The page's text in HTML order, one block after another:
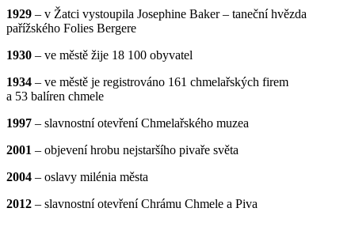
1929 – v Žatci vystoupila Josephine Baker – taneční hvězda
pařížského Folies Bergere
1930 – ve městě žije 18 100 obyvatel
1934 – ve městě je registrováno 161 chmelařských firem
a 53 balíren chmele
1997 – slavnostní otevření Chmelařského muzea
2001 – objevení hrobu nejstaršího pivaře světa
2004 – oslavy milénia města
2012 – slavnostní otevření Chrámu Chmele a Piva